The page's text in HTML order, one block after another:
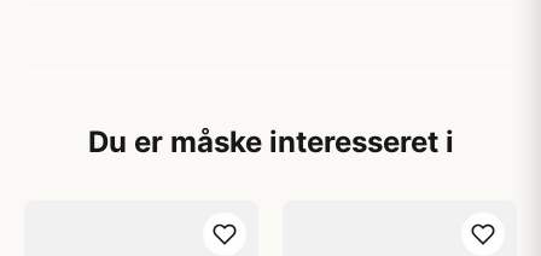
Du er måske interesseret i